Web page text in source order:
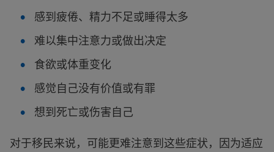
感到疲倦、精力不足或睡得太多
难以集中注意力或做出决定
食欲或体重变化
感觉自己没有价值或有罪
想到死亡或伤害自己
对于移民来说，可能更难注意到这些症状，因为适应